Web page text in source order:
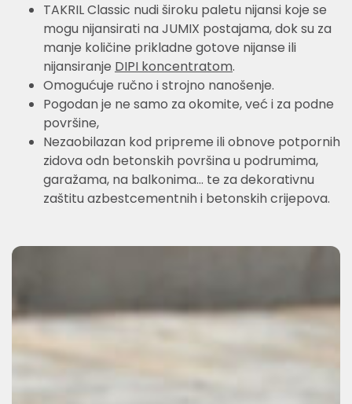
TAKRIL Classic nudi široku paletu nijansi koje se
mogu nijansirati na JUMIX postajama, dok su za
manje količine prikladne gotove nijanse ili
nijansiranje DIPI koncentratom.
Omogućuje ručno i strojno nanošenje.
Pogodan je ne samo za okomite, već i za podne
površine,
Nezaobilazan kod pripreme ili obnove potpornih
zidova odn betonskih površina u podrumima,
garažama, na balkonima… te za dekorativnu
zaštitu azbestcementnih i betonskih crijepova.